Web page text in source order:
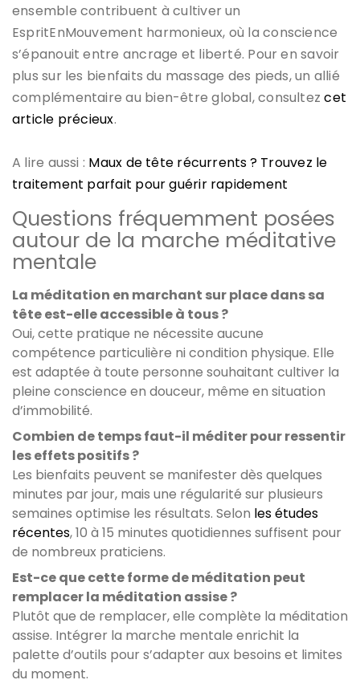
ensemble contribuent à cultiver un
EspritEnMouvement harmonieux, où la conscience
s’épanouit entre ancrage et liberté. Pour en savoir
plus sur les bienfaits du massage des pieds, un allié
complémentaire au bien-être global, consultezcet
article précieux.
A lire aussi : Maux de tête récurrents ? Trouvez le
traitement parfait pour guérir rapidement
Questions fréquemment posées
autour de la marche méditative
mentale
La méditation en marchant sur place dans sa
tête est-elle accessible à tous ?
Oui, cette pratique ne nécessite aucune
compétence particulière ni condition physique. Elle
est adaptée à toute personne souhaitant cultiver la
pleine conscience en douceur, même en situation
d’immobilité.
Combien de temps faut-il méditer pour ressentir
les effets positifs ?
Les bienfaits peuvent se manifester dès quelques
minutes par jour, mais une régularité sur plusieurs
semaines optimise les résultats. Selon les études
récentes, 10 à 15 minutes quotidiennes suffisent pour
de nombreux praticiens.
Est-ce que cette forme de méditation peut
remplacer la méditation assise ?
Plutôt que de remplacer, elle complète la méditation
assise. Intégrer la marche mentale enrichit la
palette d’outils pour s’adapter aux besoins et limites
du moment.